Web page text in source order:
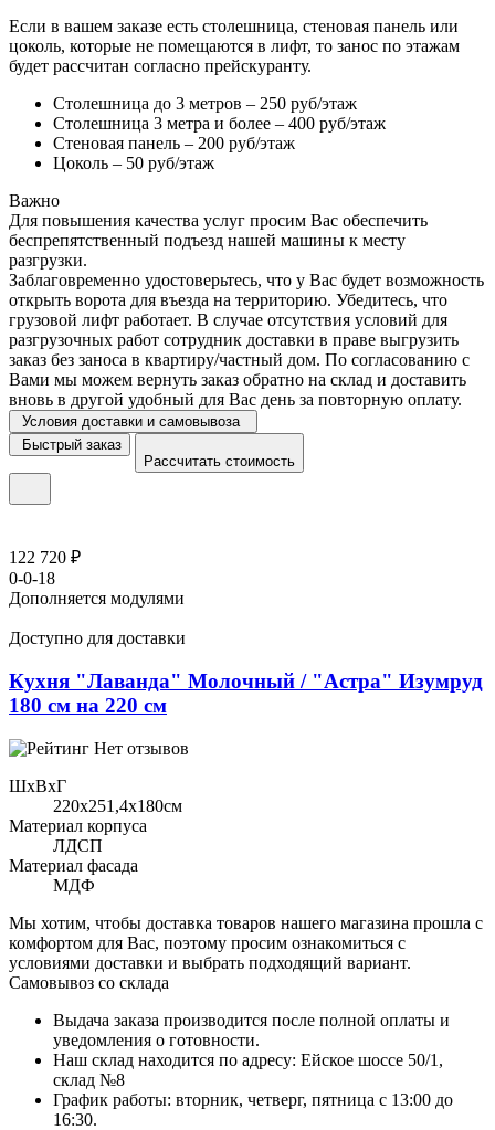
Если в вашем заказе есть столешница, стеновая панель или
цоколь, которые не помещаются в лифт, то занос по этажам
будет рассчитан согласно прейскуранту.
Столешница до 3 метров – 250 руб/этаж
Столешница 3 метра и более – 400 руб/этаж
Стеновая панель – 200 руб/этаж
Цоколь – 50 руб/этаж
Важно
Для повышения качества услуг просим Вас обеспечить
беспрепятственный подъезд нашей машины к месту
разгрузки.
Заблаговременно удостоверьтесь, что у Вас будет возможность
открыть ворота для въезда на территорию. Убедитесь, что
грузовой лифт работает. В случае отсутствия условий для
разгрузочных работ сотрудник доставки в праве выгрузить
заказ без заноса в квартиру/частный дом. По согласованию с
Вами мы можем вернуть заказ обратно на склад и доставить
вновь в другой удобный для Вас день за повторную оплату.
Условия доставки и самовывоза
Быстрый заказ
Рассчитать стоимость
122 720 ₽
0-0-18
Дополняется модулями
Доступно для доставки
Кухня "Лаванда" Молочный / "Астра" Изумруд
180 см на 220 см
Нет отзывов
ШхВхГ
220x251,4х180см
Материал корпуса
ЛДСП
Материал фасада
МДФ
Мы хотим, чтобы доставка товаров нашего магазина прошла с
комфортом для Вас, поэтому просим ознакомиться с
условиями доставки и выбрать подходящий вариант.
Самовывоз со склада
Выдача заказа производится после полной оплаты и
уведомления о готовности.
Наш склад находится по адресу: Ейское шоссе 50/1,
склад №8
График работы: вторник, четверг, пятница с 13:00 до
16:30.